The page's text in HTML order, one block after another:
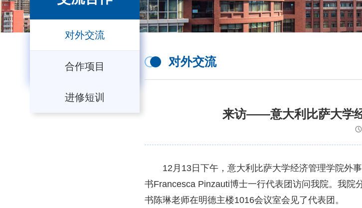
对外交流
合作项目
进修短训
对外交流
来访——意大利比萨大学
12月13日下午，意大利比萨大学经济管理学院外
书Francesca Pinzauti博士一行代表团访问我院。我
书陈琳老师在明德主楼1016会议室会见了代表团。